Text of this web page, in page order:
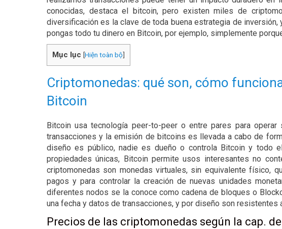
conocidas, destaca el bitcoin, pero existen miles de
diversificación es la clave de toda buena estrategia de
pongas todo tu dinero en Bitcoin, por ejemplo, simplemente
Mục lục [Hiện toàn bộ]
Criptomonedas: qué son, cómo
Bitcoin
Bitcoin usa tecnología peer-to-peer o entre pares para
transacciones y la emisión de bitcoins es llevada a cabo de
diseño es público, nadie es dueño o controla Bitcoin y todo
propiedades únicas, Bitcoin permite usos interesantes no
criptomonedas son monedas virtuales, sin equivalente físico,
pagos y para controlar la creación de nuevas unidades
diferentes nodos se la conoce como cadena de bloques o
una fecha y datos de transacciones, y por diseño son resistentes
Precios de las criptomonedas según la cap.